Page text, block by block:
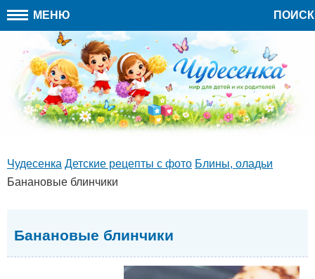
МЕНЮ ПОИСК
Чудесенка Детские рецепты с фото Блины, оладьи
Банановые блинчики
Банановые блинчики